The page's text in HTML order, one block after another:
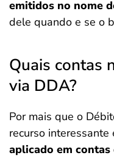
emitidos no nome
dele quando e se o
Quais contas
via DDA?
Por mais que o
recurso interessante
aplicado em